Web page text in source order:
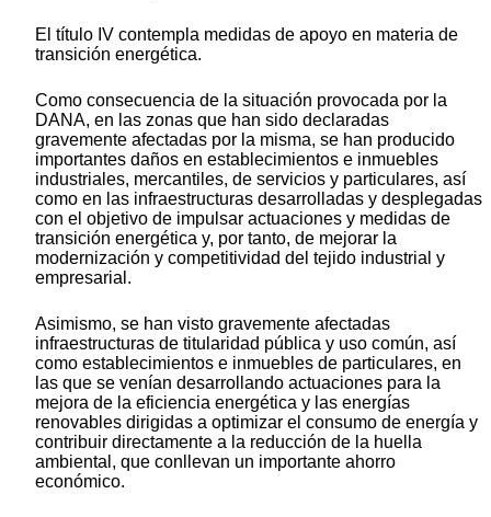
El título IV contempla medidas de apoyo en materia de
transición energética.
Como consecuencia de la situación provocada por la
DANA, en las zonas que han sido declaradas
gravemente afectadas por la misma, se han producido
importantes daños en establecimientos e inmuebles
industriales, mercantiles, de servicios y particulares, así
como en las infraestructuras desarrolladas y desplegadas
con el objetivo de impulsar actuaciones y medidas de
transición energética y, por tanto, de mejorar la
modernización y competitividad del tejido industrial y
empresarial.
Asimismo, se han visto gravemente afectadas
infraestructuras de titularidad pública y uso común, así
como establecimientos e inmuebles de particulares, en
las que se venían desarrollando actuaciones para la
mejora de la eficiencia energética y las energías
renovables dirigidas a optimizar el consumo de energía y
contribuir directamente a la reducción de la huella
ambiental, que conllevan un importante ahorro
económico.